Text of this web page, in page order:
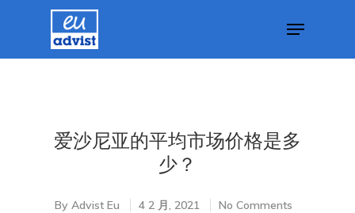
爱沙尼亚的平均市场价格是多
少？
By Advist Eu 4 2 月, 2021 No Comments